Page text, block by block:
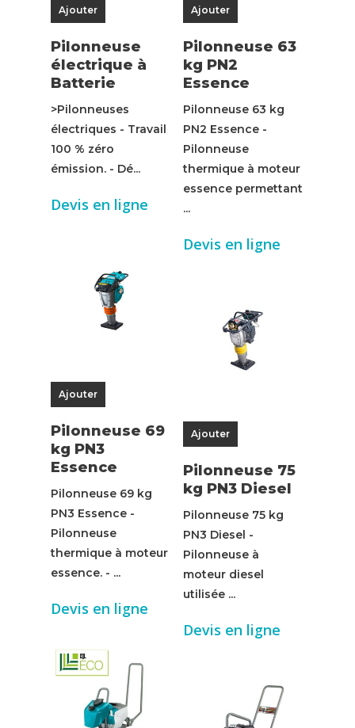
Ajouter
Pilonneuse
électrique à
Batterie
>Pilonneuses
électriques - Travail
100 % zéro
émission. - Dé...
Devis en ligne
Ajouter
Pilonneuse 63
kg PN2
Essence
Pilonneuse 63 kg
PN2 Essence -
Pilonneuse
thermique à moteur
essence permettant
...
Devis en ligne
Ajouter
Pilonneuse 69
kg PN3
Essence
Pilonneuse 69 kg
PN3 Essence -
Pilonneuse
thermique à moteur
essence. - ...
Devis en ligne
Ajouter
Pilonneuse 75
kg PN3 Diesel
Pilonneuse 75 kg
PN3 Diesel -
Pilonneuse à
moteur diesel
utilisée ...
Devis en ligne